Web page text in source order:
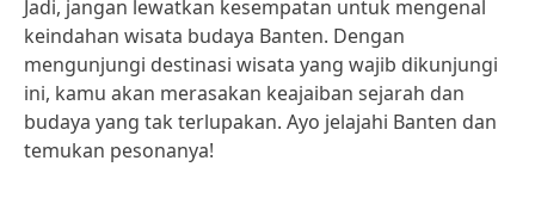
Jadi, jangan lewatkan kesempatan untuk mengenal
keindahan wisata budaya Banten. Dengan
mengunjungi destinasi wisata yang wajib dikunjungi
ini, kamu akan merasakan keajaiban sejarah dan
budaya yang tak terlupakan. Ayo jelajahi Banten dan
temukan pesonanya!